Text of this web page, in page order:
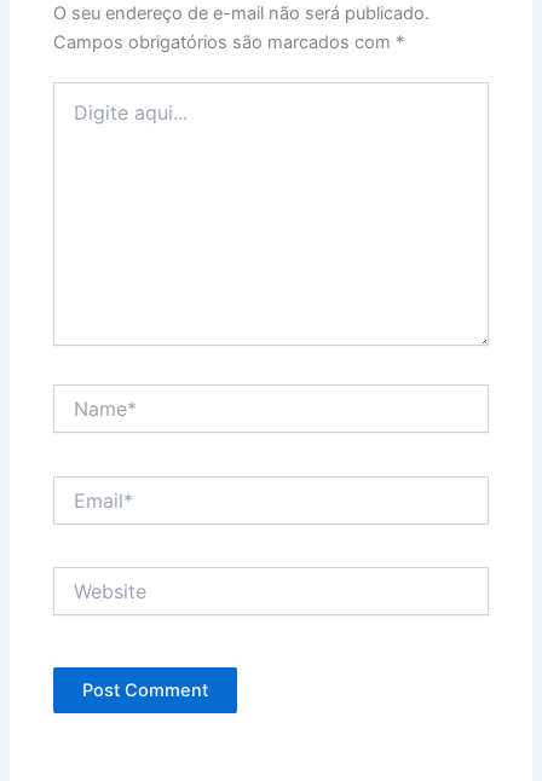
O seu endereço de e-mail não será publicado.
Campos obrigatórios são marcados com *
aqui...